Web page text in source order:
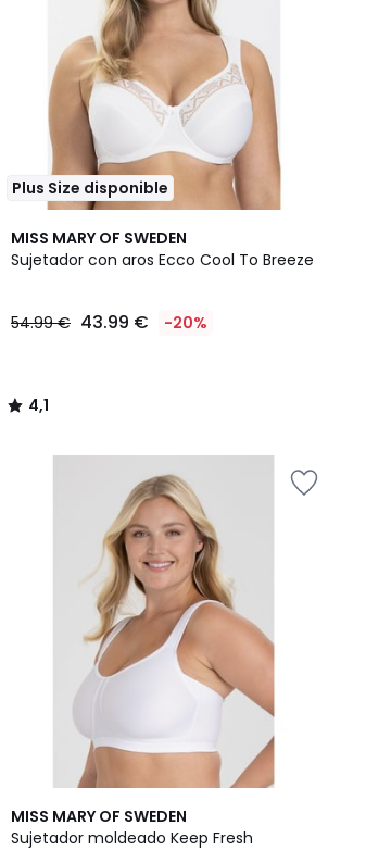
Plus Size disponible
MISS MARY OF SWEDEN
Sujetador con aros Ecco Cool To Breeze
54.99 € 43.99 € -20%
4,1
/ 5
4,1
/
MISS MARY OF SWEDEN
Sujetador moldeado Keep Fresh
4,3
/ 5